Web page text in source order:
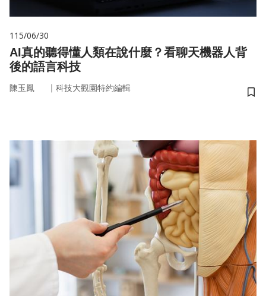
115/06/30
AI真的聽得懂人類在說什麼？看聊天機器人背
後的語言科技
陳玉鳳 ｜ 科技大觀園特約編輯
儲